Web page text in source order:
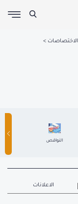
الاختصاصات
النواقص
الاعلانات